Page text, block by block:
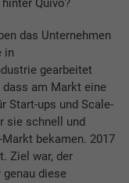
Quivo?
das Unternehmen
in
gearbeitet
dass am Markt eine
Start-ups und Scale-
sie schnell und
bekamen. 2017
Ziel war, der
diese